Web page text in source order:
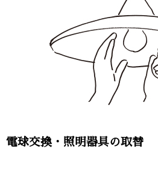
電球交換・照明器具の取替